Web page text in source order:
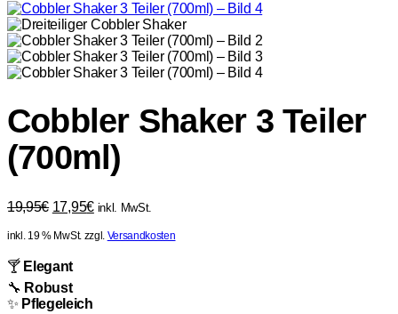
Cobbler Shaker 3 Teiler
(700ml)
19,95€ Ursprünglicher
war:
17,95€Aktueller
ist:
inkl. MwSt.
inkl. 19 % MwSt. zzgl. Versandkosten
🍸 Elegant
🔧 Robust
✨ Pflegeleich